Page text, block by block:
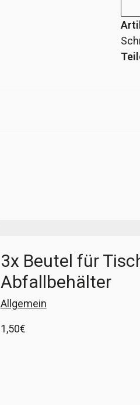
für
3x Beutel für
Abfallbehälter
Allgemein
1,50€